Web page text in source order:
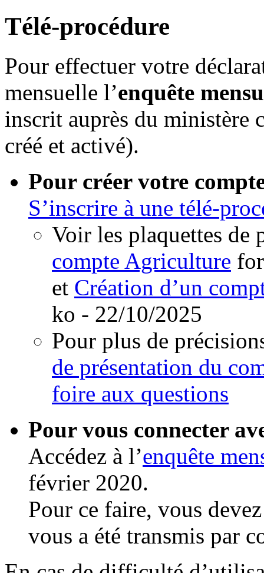
Télé-procédure
Pour effectuer votre
mensuelle l’enquête
inscrit auprès du ministère
créé et activé).
Pour créer votre
S’inscrire à une télé-
Voir les plaquettes de
compte Agriculture
et Création d’un
ko - 22/10/2025
Pour plus de
de présentation du
foire aux questions
Pour vous connecter
Accédez à l’enquête
février 2020.
Pour ce faire, vous
vous a été transmis par